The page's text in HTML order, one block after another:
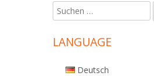
Haupt-
Seitenleiste
Suchen
nach:
LANGUAGE
Deutsch